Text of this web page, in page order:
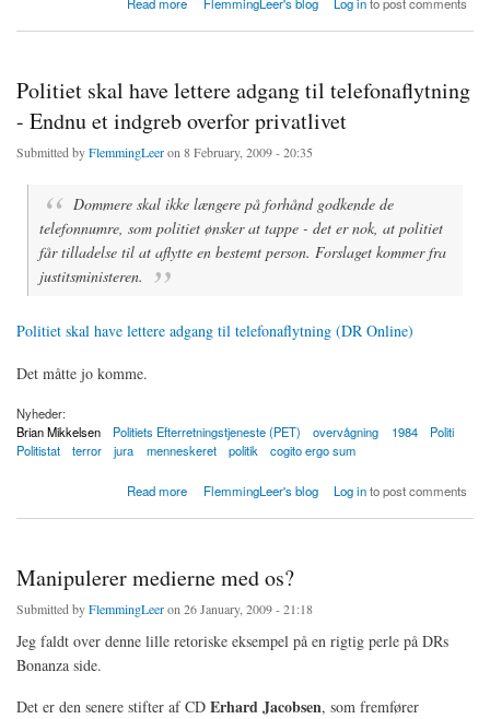
Read more FlemmingLeer's blog Log into post comments
Politiet skal have lettere adgang til telefonaflytning
- Endnu et indgreb overfor privatlivet
Submitted byFlemmingLeeron 8 February, 2009 - 20:35
Dommere skal ikke længere på forhånd godkende de
telefonnumre, som politiet ønsker at tappe - det er nok, at politiet
får tilladelse til at aflytte en bestemt person. Forslaget kommer fra
justitsministeren.
Politiet skal have lettere adgang til telefonaflytning (DR Online)
Det måtte jo komme.
Nyheder:
Brian Mikkelsen
Politiets Efterretningstjeneste (PET) overvågning 1984
Politi
Politistat
terror jura menneskeret politik cogito ergo sum
Read more
about Politiet skal have lettere adgang til telefonaflytning - Endnu et indgreb overfor
FlemmingLeer's blog Log into post comments
Manipulerer medierne med os?
Submitted byFlemmingLeeron 26 January, 2009 - 21:18
Jeg faldt over denne lille retoriske eksempel på en rigtig perle på DRs
Bonanza side.
Det er den senere stifter af CD Erhard Jacobsen, som fremfører